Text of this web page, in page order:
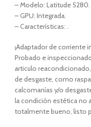
– Modelo: Latitude 5280.
– GPU: Integrada.
– Características: .
¡Adaptador de corriente
Probado e
articulo
de desgaste, como
calcomanías y/o
la condición estética no
totalmente bueno, listo